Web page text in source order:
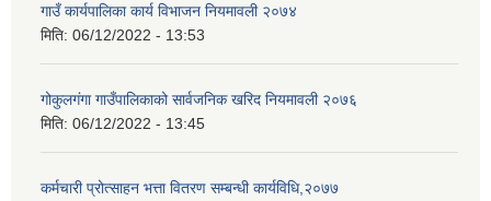
गाउँ कार्यपालिका कार्य विभाजन नियमावली २०७४
मिति: 06/12/2022 - 13:53
गोकुलगंगा गाउँपालिकाको सार्वजनिक खरिद नियमावली २०७६
मिति: 06/12/2022 - 13:45
कर्मचारी प्रोत्साहन भत्ता वितरण सम्बन्धी कार्यविधि,२०७७